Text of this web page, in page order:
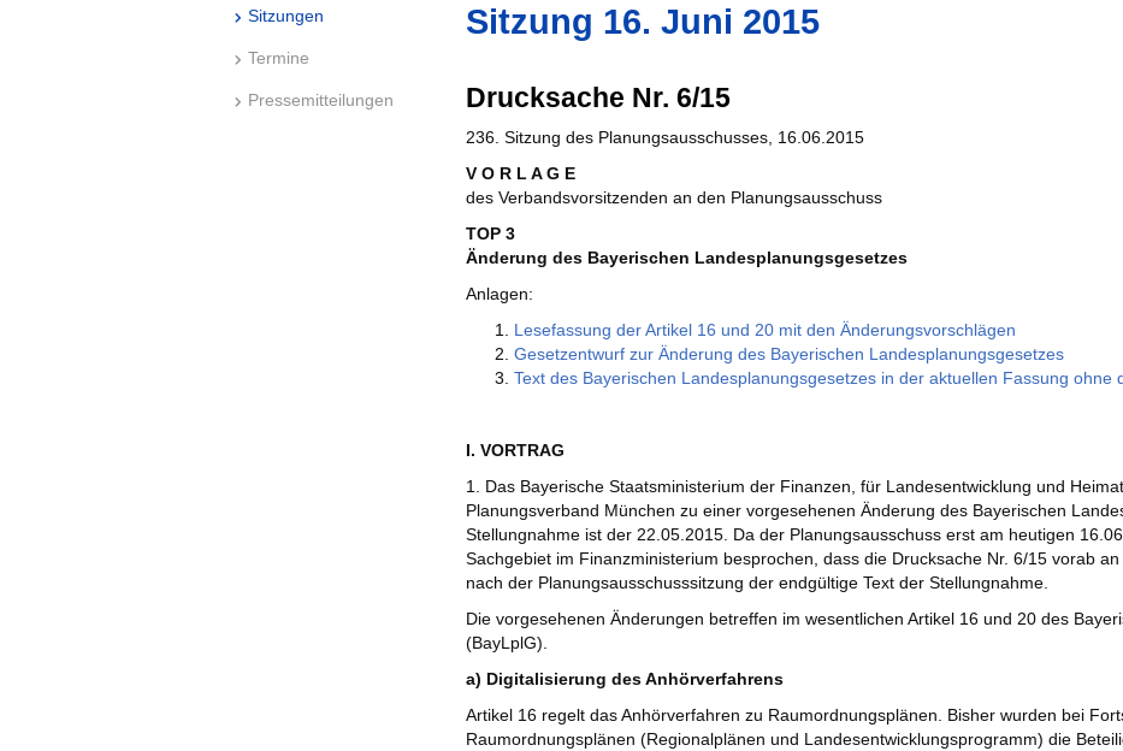
Sitzungen
Termine
Pressemitteilungen
Sitzung 16. Juni 2015
Drucksache Nr. 6/15
236. Sitzung des Planungsausschusses, 16.06.2015
V O R L A G E
des Verbandsvorsitzenden an den Planungsausschuss
TOP 3
Änderung des Bayerischen Landesplanungsgesetzes
Anlagen:
Lesefassung der Artikel 16 und 20 mit den Änderungsvorschlägen
Gesetzentwurf zur Änderung des Bayerischen Landesplanungsgesetzes
Text des Bayerischen Landesplanungsgesetzes in der aktuellen Fassung ohne
I. VORTRAG
1. Das Bayerische Staatsministerium der Finanzen, für Landesentwicklung und
Planungsverband München zu einer vorgesehenen Änderung des Bayerischen
Stellungnahme ist der 22.05.2015. Da der Planungsausschuss erst am heutigen
Sachgebiet im Finanzministerium besprochen, dass die Drucksache Nr. 6/15 vorab an
nach der Planungsausschusssitzung der endgültige Text der Stellungnahme.
Die vorgesehenen Änderungen betreffen im wesentlichen Artikel 16 und 20 des
(BayLplG).
a) Digitalisierung des Anhörverfahrens
Artikel 16 regelt das Anhörverfahren zu Raumordnungsplänen. Bisher wurden bei
Raumordnungsplänen (Regionalplänen und Landesentwicklungsprogramm) die